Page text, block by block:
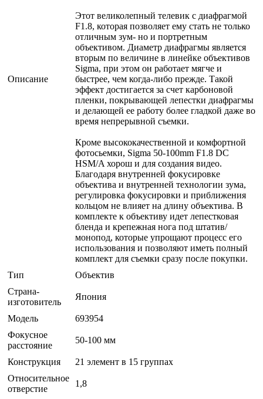
Описание
Этот великолепный телевик с диафрагмой
F1.8, которая позволяет ему стать не только
отличным зум- но и портретным
объективом. Диаметр диафрагмы является
вторым по величине в линейке объективов
Sigma, при этом он работает мягче и
быстрее, чем когда-либо прежде. Такой
эффект достигается за счет карбоновой
пленки, покрывающей лепестки диафрагмы
и делающей ее работу более гладкой даже во
время непрерывной съемки.
Кроме высококачественной и комфортной
фотосьемки, Sigma 50-100mm F1.8 DC
HSM/A хорош и для создания видео.
Благодаря внутренней фокусировке
объектива и внутренней технологии зума,
регулировка фокусировки и приближения
кольцом не влияет на длину объектива. В
комплекте к объективу идет лепестковая
бленда и крепежная нога под штатив/
монопод, которые упрощают процесс его
использования и позволяют иметь полный
комплект для съемки сразу после покупки.
Тип
Объектив
Страна-
изготовитель
Япония
Модель
693954
Фокусное
расстояние
50-100 мм
Конструкция
21 элемент в 15 группах
Относительное
отверстие
1,8